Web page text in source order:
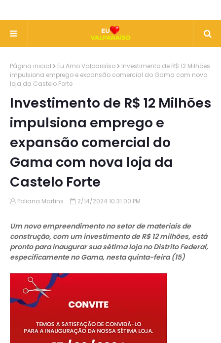
Página inicial Eu Amo Valparaíso
Investimento de R$ 12 Milhões
impulsiona emprego e expansão comercial do Gama com nova
loja da Castelo Forte
Investimento de R$ 12 Milhões
impulsiona emprego e
expansão comercial do
Gama com nova loja da
Castelo Forte
Poliana Martins 2/14/2024 10:31:00 PM
Um novo empreendimento no setor de materiais de
construção, com um investimento de R$ 12 milhões, está
pronto para inaugurar sua sétima loja no Distrito Federal,
especificamente no Gama, nesta quinta-feira (15)